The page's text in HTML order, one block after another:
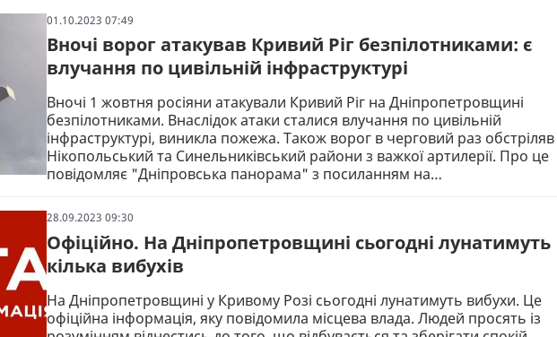
01.10.2023 07:49
Вночі ворог атакував Кривий Ріг безпілотниками: є
влучання по цивільній інфраструктурі
Вночі 1 жовтня росіяни атакували Кривий Ріг на Дніпропетровщині
безпілотниками. Внаслідок атаки сталися влучання по цивільній
інфраструктурі, виникла пожежа. Також ворог в черговий раз обстріляв
Нікопольський та Синельниківський райони з важкої артилерії. Про це
повідомляє "Дніпровська панорама" з посиланням на…
28.09.2023 09:30
Офіційно. На Дніпропетровщині сьогодні лунатимуть
кілька вибухів
На Дніпропетровщині у Кривому Розі сьогодні лунатимуть вибухи. Це
офіційна інформація, яку повідомила місцева влада. Людей просять із